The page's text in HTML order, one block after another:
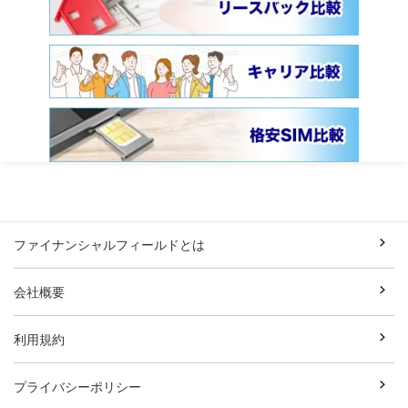
ファイナンシャルフィールドとは
会社概要
利用規約
プライバシーポリシー